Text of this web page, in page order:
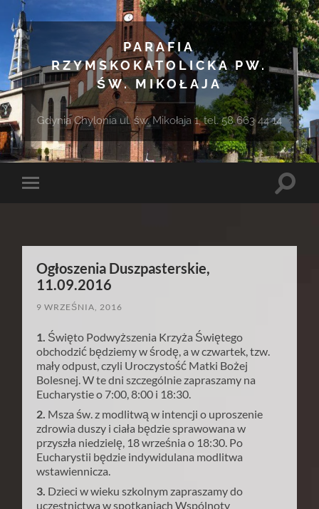
PARAFIA
RZYMSKOKATOLICKA PW.
ŚW. MIKOŁAJA
Gdynia Chylonia ul. św. Mikołaja 1, tel. 58 663 44 14
Toggle
Toggle
Ogłoszenia Duszpasterskie,
11.09.2016
9 WRZEŚNIA, 2016
1. Święto Podwyższenia Krzyża Świętego
obchodzić będziemy w środę, a w czwartek, tzw.
mały odpust, czyli Uroczystość Matki Bożej
Bolesnej. W te dni szczególnie zapraszamy na
Eucharystie o 7:00, 8:00 i 18:30.
2. Msza św. z modlitwą w intencji o uproszenie
zdrowia duszy i ciała będzie sprawowana w
przyszła niedzielę, 18 września o 18:30. Po
Eucharystii będzie indywidulana modlitwa
wstawiennicza.
3. Dzieci w wieku szkolnym zapraszamy do
uczestnictwa w spotkaniach Wspólnoty